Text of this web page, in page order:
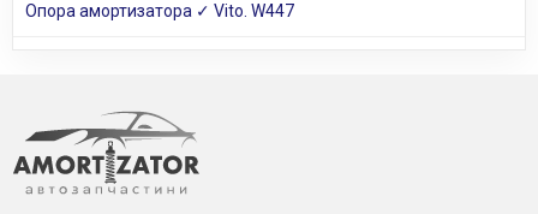
Опора амортизатора ✓ Vito. W447